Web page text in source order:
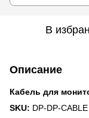
В
Описание
Кабель для
SKU: DP-DP-CABLE